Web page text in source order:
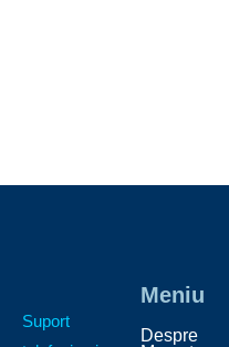
Suport
Meniu
Despre